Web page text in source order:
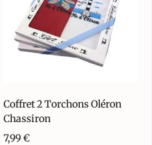
Coffret 2 Torchons Oléron
Chassiron
7,99€